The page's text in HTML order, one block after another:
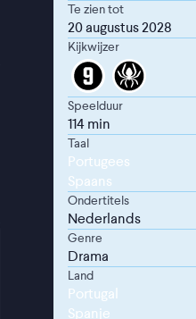
Te zien tot
20 augustus 2028
Kijkwijzer
Speelduur
114 min
Taal
Portugees
Spaans
Ondertitels
Nederlands
Genre
Drama
Land
Portugal
Spanje